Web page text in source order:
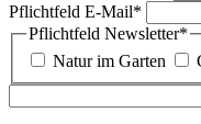
Pflichtfeld E-Mail*
Pflichtfeld Newsletter*
Natur im Garten